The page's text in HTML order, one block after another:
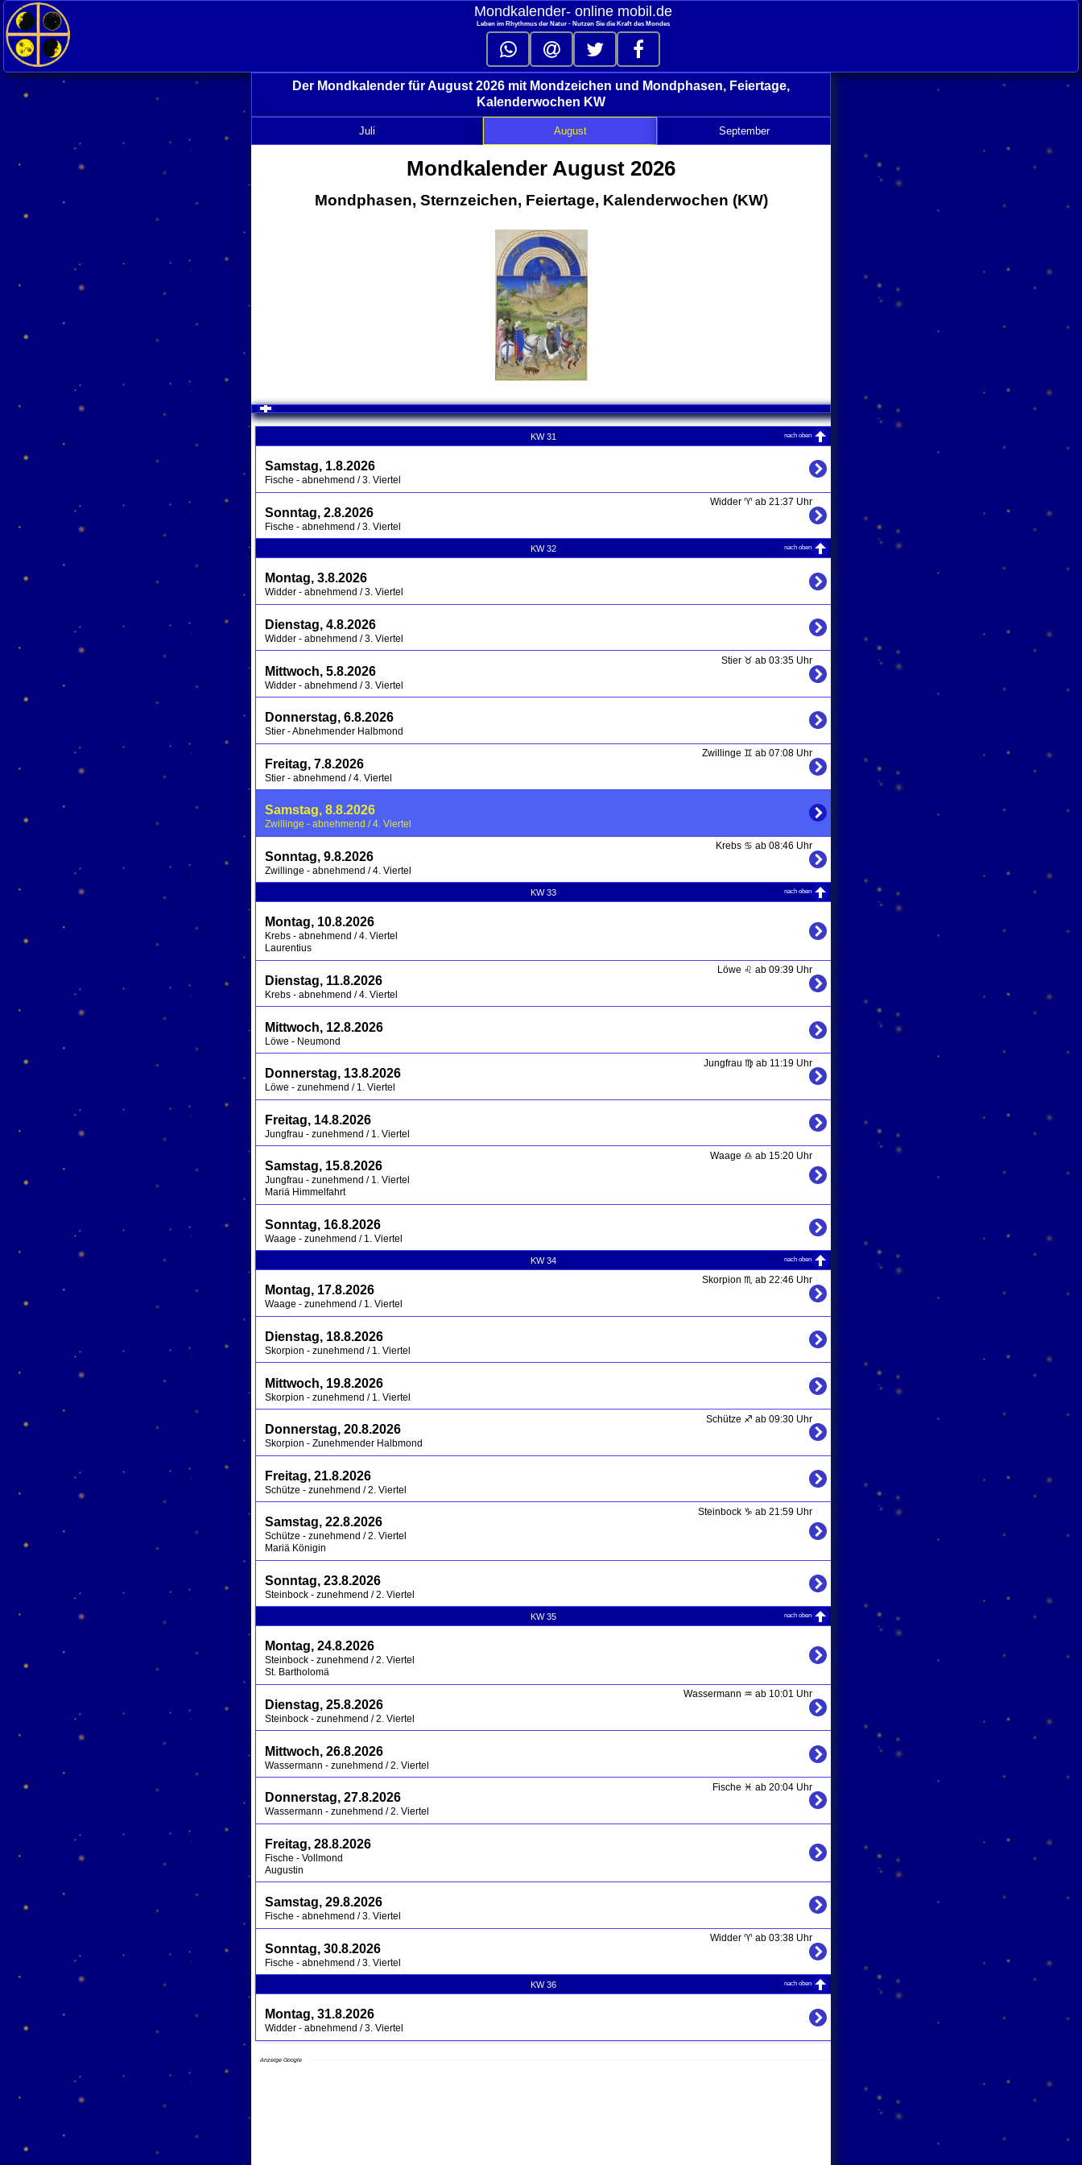
Mondkalender‑ online mobil.de
Leben im Rhythmus der Natur - Nutzen Sie die Kraft des Mondes
Der Mondkalender für August 2026 mit Mondzeichen und Mondphasen, Feiertage,
Kalenderwochen KW
Juli August September
Mondkalender August 2026
Mondphasen, Sternzeichen, Feiertage, Kalenderwochen (KW)
click to expand contents
KW 31 nach oben
Samstag, 1.8.2026
Fische - abnehmend / 3. Viertel
Widder ♈ ab 21:37 Uhr
Sonntag, 2.8.2026
Fische - abnehmend / 3. Viertel
KW 32 nach oben
Montag, 3.8.2026
Widder - abnehmend / 3. Viertel
Dienstag, 4.8.2026
Widder - abnehmend / 3. Viertel
Stier ♉ ab 03:35 Uhr
Mittwoch, 5.8.2026
Widder - abnehmend / 3. Viertel
Donnerstag, 6.8.2026
Stier - Abnehmender Halbmond
Zwillinge ♊ ab 07:08 Uhr
Freitag, 7.8.2026
Stier - abnehmend / 4. Viertel
Samstag, 8.8.2026
Zwillinge - abnehmend / 4. Viertel
Krebs ♋ ab 08:46 Uhr
Sonntag, 9.8.2026
Zwillinge - abnehmend / 4. Viertel
KW 33 nach oben
Montag, 10.8.2026
Krebs - abnehmend / 4. Viertel
Laurentius
Löwe ♌ ab 09:39 Uhr
Dienstag, 11.8.2026
Krebs - abnehmend / 4. Viertel
Mittwoch, 12.8.2026
Löwe - Neumond
Jungfrau ♍ ab 11:19 Uhr
Donnerstag, 13.8.2026
Löwe - zunehmend / 1. Viertel
Freitag, 14.8.2026
Jungfrau - zunehmend / 1. Viertel
Waage ♎ ab 15:20 Uhr
Samstag, 15.8.2026
Jungfrau - zunehmend / 1. Viertel
Mariä Himmelfahrt
Sonntag, 16.8.2026
Waage - zunehmend / 1. Viertel
KW 34 nach oben
Skorpion ♏ ab 22:46 Uhr
Montag, 17.8.2026
Waage - zunehmend / 1. Viertel
Dienstag, 18.8.2026
Skorpion - zunehmend / 1. Viertel
Mittwoch, 19.8.2026
Skorpion - zunehmend / 1. Viertel
Schütze ♐ ab 09:30 Uhr
Donnerstag, 20.8.2026
Skorpion - Zunehmender Halbmond
Freitag, 21.8.2026
Schütze - zunehmend / 2. Viertel
Steinbock ♑ ab 21:59 Uhr
Samstag, 22.8.2026
Schütze - zunehmend / 2. Viertel
Mariä Königin
Sonntag, 23.8.2026
Steinbock - zunehmend / 2. Viertel
KW 35 nach oben
Montag, 24.8.2026
Steinbock - zunehmend / 2. Viertel
St. Bartholomä
Wassermann ♒ ab 10:01 Uhr
Dienstag, 25.8.2026
Steinbock - zunehmend / 2. Viertel
Mittwoch, 26.8.2026
Wassermann - zunehmend / 2. Viertel
Fische ♓ ab 20:04 Uhr
Donnerstag, 27.8.2026
Wassermann - zunehmend / 2. Viertel
Freitag, 28.8.2026
Fische - Vollmond
Augustin
Samstag, 29.8.2026
Fische - abnehmend / 3. Viertel
Widder ♈ ab 03:38 Uhr
Sonntag, 30.8.2026
Fische - abnehmend / 3. Viertel
KW 36 nach oben
Montag, 31.8.2026
Widder - abnehmend / 3. Viertel
Anzeige Google